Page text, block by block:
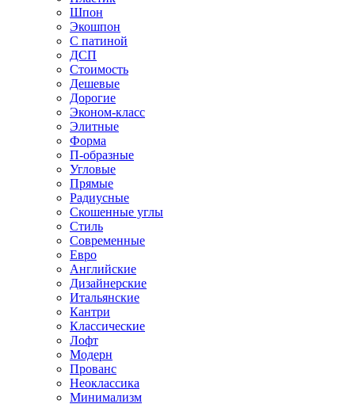
Шпон
Экошпон
С патиной
ДСП
Стоимость
Дешевые
Дорогие
Эконом-класс
Элитные
Форма
П-образные
Угловые
Прямые
Радиусные
Скошенные углы
Стиль
Современные
Евро
Английские
Дизайнерские
Итальянские
Кантри
Классические
Лофт
Модерн
Прованс
Неоклассика
Минимализм